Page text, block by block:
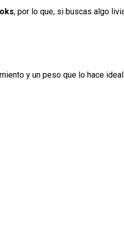
, por lo que, si buscas algo
y un peso que lo hace